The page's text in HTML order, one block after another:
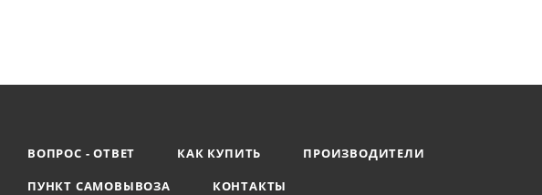
ВОПРОС - ОТВЕТ КАК КУПИТЬ
ПРОИЗВОДИТЕЛИ
ПУНКТ САМОВЫВОЗА
КОНТАКТЫ